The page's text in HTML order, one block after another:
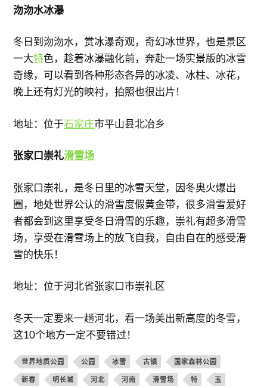
沕沕水冰瀑
冬日到沕沕水，赏冰瀑奇观，奇幻冰世界，也是景区
一大特色，趁着冰瀑融化前，奔赴一场实景版的冰雪
奇缘，可以看到各种形态各异的冰凌、冰柱、冰花，
晚上还有灯光的映衬，拍照也很出片！
地址：位于石家庄市平山县北冶乡
张家口崇礼滑雪场
张家口崇礼，是冬日里的冰雪天堂，因冬奥火爆出
圈，地处世界公认的滑雪度假黄金带，很多滑雪爱好
者都会到这里享受冬日滑雪的乐趣，崇礼有超多滑雪
场，享受在滑雪场上的放飞自我，自由自在的感受滑
雪的快乐！
地址：位于河北省张家口市崇礼区
冬天一定要来一趟河北，看一场美出新高度的冬雪，
这10个地方一定不要错过！
世界地质公园 公园 冰雪 古镇 国家森林公园
新春 明长城 河北 河南 滑雪场 特 玉